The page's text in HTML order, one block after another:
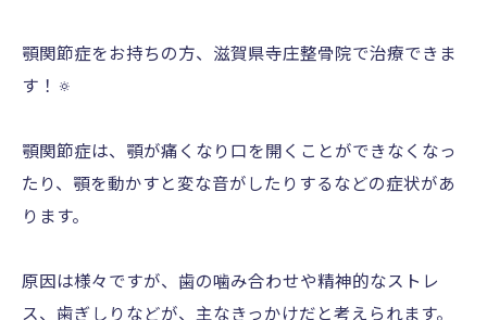
顎関節症をお持ちの方、滋賀県寺庄整骨院で治療できま
す！🔅
顎関節症は、顎が痛くなり口を開くことができなくなっ
たり、顎を動かすと変な音がしたりするなどの症状があ
ります。
原因は様々ですが、歯の噛み合わせや精神的なストレ
ス、歯ぎしりなどが、主なきっかけだと考えられます。